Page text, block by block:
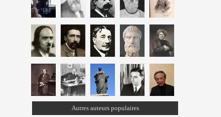
Autres auteurs populaires